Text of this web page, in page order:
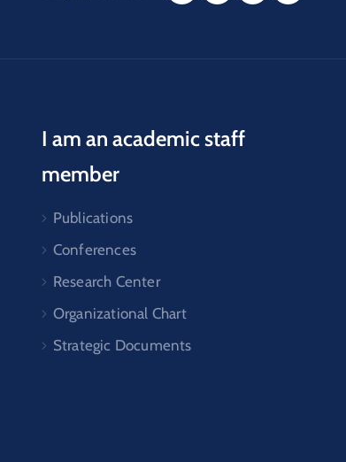
I am an academic staff
member
Publications
Conferences
Research Center
Organizational Chart
Strategic Documents